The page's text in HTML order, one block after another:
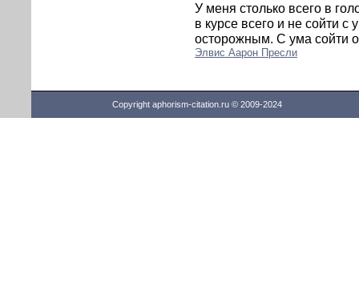
У меня столько всего в
в курсе всего и не сойти
осторожным. С ума сойти
Элвис Аарон Пресли
Copyright aphorism-citation.ru © 2009-2024